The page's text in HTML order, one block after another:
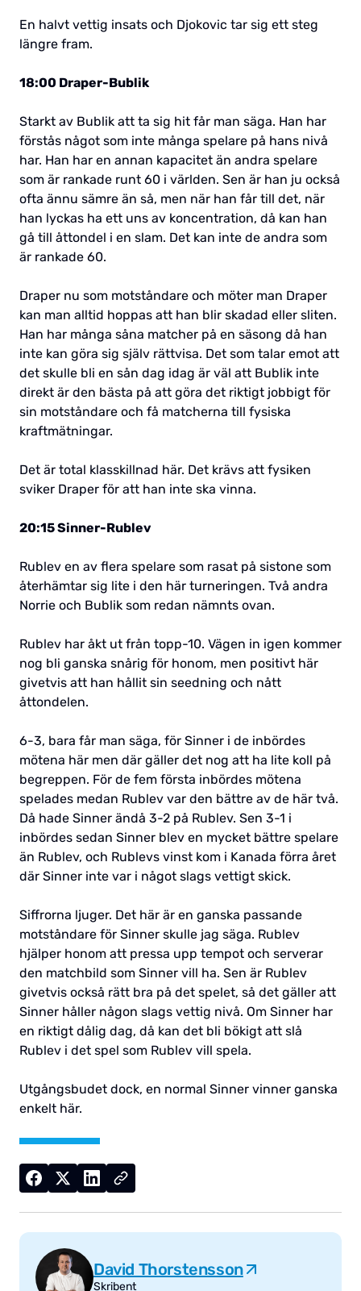
En halvt vettig insats och Djokovic tar sig ett steg
längre fram.
18:00 Draper-Bublik
Starkt av Bublik att ta sig hit får man säga. Han har
förstås något som inte många spelare på hans nivå
har. Han har en annan kapacitet än andra spelare
som är rankade runt 60 i världen. Sen är han ju också
ofta ännu sämre än så, men när han får till det, när
han lyckas ha ett uns av koncentration, då kan han
gå till åttondel i en slam. Det kan inte de andra som
är rankade 60.
Draper nu som motståndare och möter man Draper
kan man alltid hoppas att han blir skadad eller sliten.
Han har många såna matcher på en säsong då han
inte kan göra sig själv rättvisa. Det som talar emot att
det skulle bli en sån dag idag är väl att Bublik inte
direkt är den bästa på att göra det riktigt jobbigt för
sin motståndare och få matcherna till fysiska
kraftmätningar.
Det är total klasskillnad här. Det krävs att fysiken
sviker Draper för att han inte ska vinna.
20:15 Sinner-Rublev
Rublev en av flera spelare som rasat på sistone som
återhämtar sig lite i den här turneringen. Två andra
Norrie och Bublik som redan nämnts ovan.
Rublev har åkt ut från topp-10. Vägen in igen kommer
nog bli ganska snårig för honom, men positivt här
givetvis att han hållit sin seedning och nått
åttondelen.
6-3, bara får man säga, för Sinner i de inbördes
mötena här men där gäller det nog att ha lite koll på
begreppen. För de fem första inbördes mötena
spelades medan Rublev var den bättre av de här två.
Då hade Sinner ändå 3-2 på Rublev. Sen 3-1 i
inbördes sedan Sinner blev en mycket bättre spelare
än Rublev, och Rublevs vinst kom i Kanada förra året
där Sinner inte var i något slags vettigt skick.
Siffrorna ljuger. Det här är en ganska passande
motståndare för Sinner skulle jag säga. Rublev
hjälper honom att pressa upp tempot och serverar
den matchbild som Sinner vill ha. Sen är Rublev
givetvis också rätt bra på det spelet, så det gäller att
Sinner håller någon slags vettig nivå. Om Sinner har
en riktigt dålig dag, då kan det bli bökigt att slå
Rublev i det spel som Rublev vill spela.
Utgångsbudet dock, en normal Sinner vinner ganska
enkelt här.
David Thorstensson
Skribent